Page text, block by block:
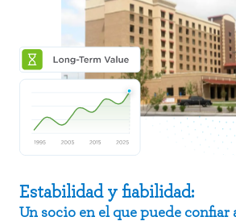
Estabilidad y fiabilidad:
Un socio en el que puede confiar